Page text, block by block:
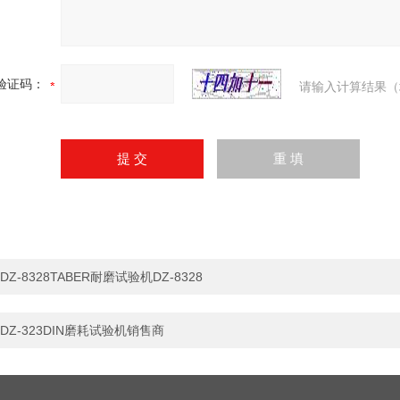
证码： 请输入计算结果
DZ-8328TABER耐磨试验机DZ-8328
DZ-323DIN磨耗试验机销售商